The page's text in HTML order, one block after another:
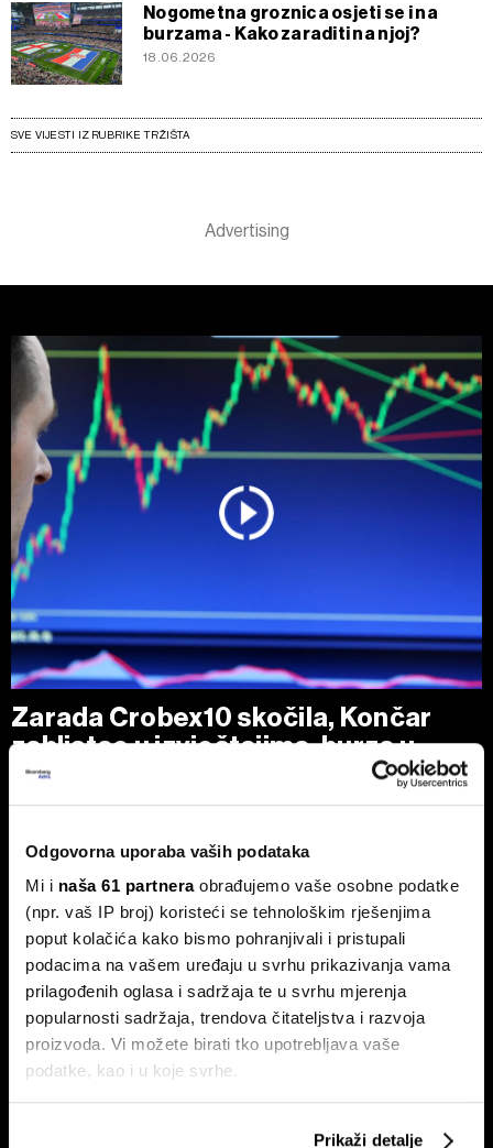
Odgovorna uporaba vaših podataka
Mi i naša 61 partneraobrađujemo vaše osobne podatke
(npr. vaš IP broj) koristeći se tehnološkim rješenjima
poput kolačića kako bismo pohranjivali i pristupali
podacima na vašem uređaju u svrhu prikazivanja vama
prilagođenih oglasa i sadržaja te u svrhu mjerenja
popularnosti sadržaja, trendova čitateljstva i razvoja
proizvoda. Vi možete birati tko upotrebljava vaše
podatke, kao i u koje svrhe.
Prikaži detalje
Nogometna groznica osjeti se i na
burzama - Kako zaraditi na njoj?
18.06.2026
SVE VIJESTI IZ RUBRIKE TRŽIŠTA
Zarada Crobex10 skočila, Končar
zablistao u izvještajima, burza u
ljetnom zatišju. BBA analitika daje
presjek!
deset najlikvidnijih kompanija.
Sezona rezultata u fokusu:
Končar predvodi regiju, Wall
poslovnih modela i poziv na